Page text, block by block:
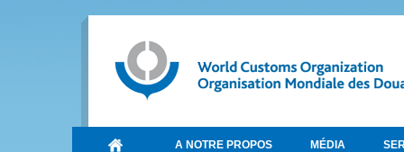
A NOTRE PROPOS MÉDIA